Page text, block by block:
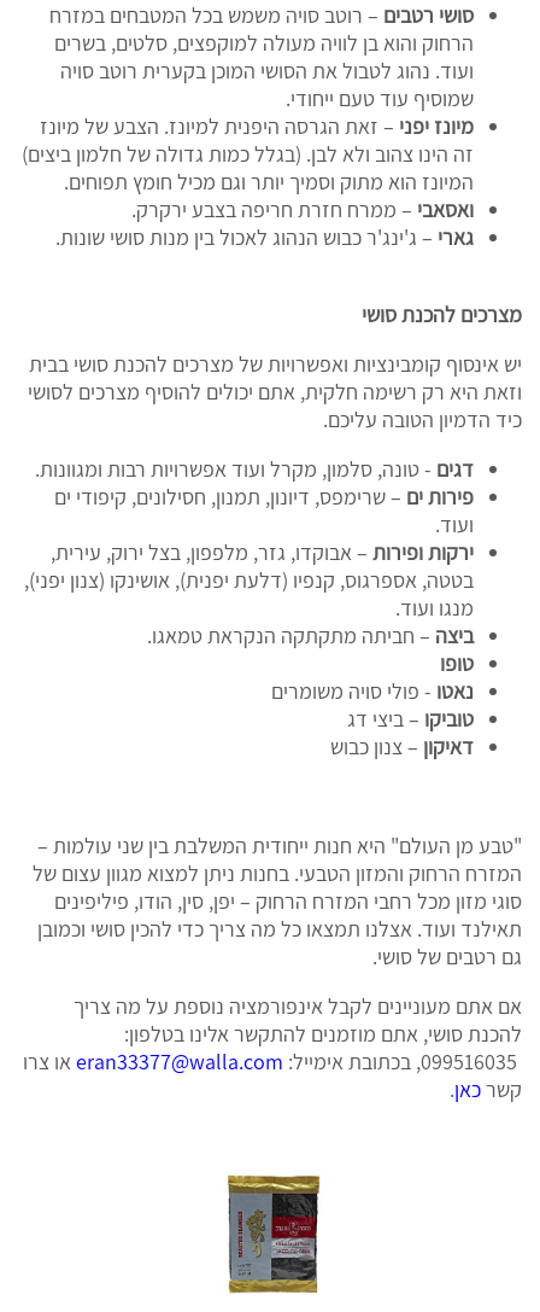
סושי רטבים – רוטב סויה משמש בכל המטבחים במזרח
הרחוק והוא בן לוויה מעולה למוקפצים, סלטים, בשרים
ועוד. נהוג לטבול את הסושי המוכן בקערית רוטב סויה
שמוסיף עוד טעם ייחודי.
מיונז יפני – זאת הגרסה היפנית למיונז. הצבע של מיונז
זה הינו צהוב ולא לבן. (בגלל כמות גדולה של חלמון ביצים)
המיונז הוא מתוק וסמיך יותר וגם מכיל חומץ תפוחים.
ואסאבי – ממרח חזרת חריפה בצבע ירקרק.
גארי – ג'ינג'ר כבוש הנהוג לאכול בין מנות סושי שונות.
מצרכים להכנת סושי
יש אינסוף קומבינציות ואפשרויות של מצרכים להכנת סושי בבית
וזאת היא רק רשימה חלקית, אתם יכולים להוסיף מצרכים לסושי
כיד הדמיון הטובה עליכם.
דגים - טונה, סלמון, מקרל ועוד אפשרויות רבות ומגוונות.
פירות ים – שרימפס, דיונון, תמנון, חסילונים, קיפודי ים
ועוד.
ירקות ופירות – אבוקדו, גזר, מלפפון, בצל ירוק, עירית,
בטטה, אספרגוס, קנפיו (דלעת יפנית), אושינקו (צנון יפני),
מנגו ועוד.
ביצה – חביתה מתקתקה הנקראת טמאגו.
טופו
נאטו - פולי סויה משומרים
טוביקו – ביצי דג
דאיקון – צנון כבוש
"טבע מן העולם" היא חנות ייחודית המשלבת בין שני עולמות –
המזרח הרחוק והמזון הטבעי. בחנות ניתן למצוא מגוון עצום של
סוגי מזון מכל רחבי המזרח הרחוק – יפן, סין, הודו, פיליפינים
תאילנד ועוד. אצלנו תמצאו כל מה צריך כדי להכין סושי וכמובן
גם רטבים של סושי.
אם אתם מעוניינים לקבל אינפורמציה נוספת על מה צריך
להכנת סושי, אתם מוזמנים להתקשר אלינו בטלפון:
eran33377@walla.comאו צרו
קשרכאן.